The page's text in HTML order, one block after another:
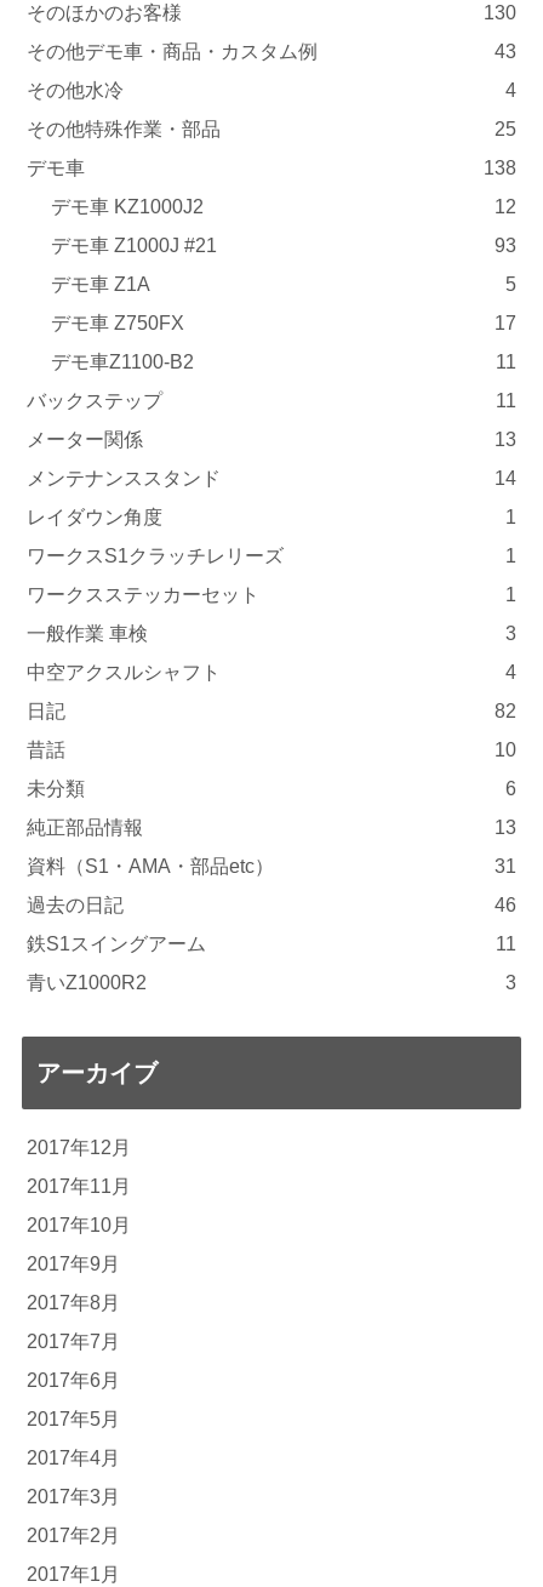
そのほかのお客様
130
その他デモ車・商品・カスタム例
43
その他水冷
4
その他特殊作業・部品
25
デモ車
138
デモ車 KZ1000J2
12
デモ車 Z1000J #21
93
デモ車 Z1A
5
デモ車 Z750FX
17
デモ車Z1100-B2
11
バックステップ
11
メーター関係
13
メンテナンススタンド
14
レイダウン角度
1
ワークスS1クラッチレリーズ
1
ワークスステッカーセット
1
一般作業 車検
3
中空アクスルシャフト
4
日記
82
昔話
10
未分類
6
純正部品情報
13
資料（S1・AMA・部品etc）
31
過去の日記
46
鉄S1スイングアーム
11
青いZ1000R2
3
アーカイブ
2017年12月
2017年11月
2017年10月
2017年9月
2017年8月
2017年7月
2017年6月
2017年5月
2017年4月
2017年3月
2017年2月
2017年1月